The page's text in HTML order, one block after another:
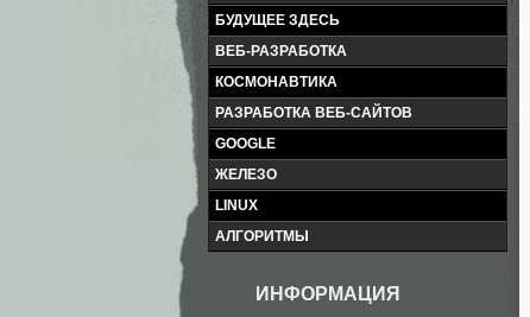
БУДУЩЕЕ ЗДЕСЬ
ВЕБ-РАЗРАБОТКА
КОСМОНАВТИКА
РАЗРАБОТКА ВЕБ-САЙТОВ
GOOGLE
ЖЕЛЕЗО
LINUX
АЛГОРИТМЫ
ИНФОРМАЦИЯ